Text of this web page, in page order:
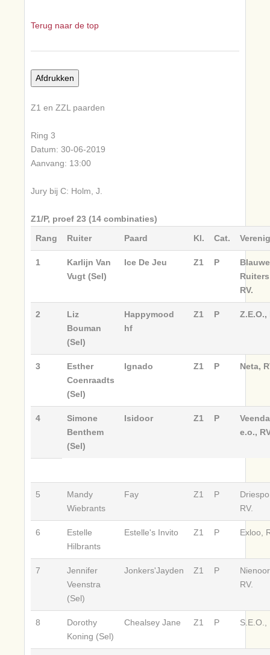
Terug naar de top
Z1 en ZZL paarden
Ring 3
Datum: 30-06-2019
Aanvang: 13:00
Jury bij C: Holm, J.
Z1/P, proef 23 (14 combinaties)
Rang
Ruiter Paard Kl. Cat.
1
Karlijn Van
Vugt (Sel)
Ice De Jeu Z1 P
Blauwe
RV.
2
Liz
Bouman
(Sel)
Happymood
hf
Z1 P Z.E.O.,
3
Esther
Coenraadts
(Sel)
Ignado Z1 P Neta,
4
Simone
Benthem
(Sel)
Isidoor Z1 P
e.o.,
5
Mandy
Wiebrants
Fay Z1 P
RV.
6
Estelle
Hilbrants
Estelle's Invito Z1 P Exloo,
7
Jennifer
Veenstra
(Sel)
Jonkers'Jayden Z1 P
RV.
8
Dorothy
Koning (Sel)
Chealsey Jane Z1 P S.E.O.,